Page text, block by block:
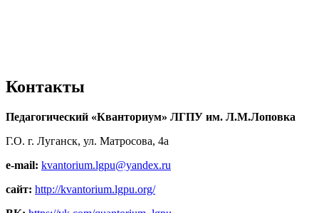
Контакты
Педагогический «Кванториум» ЛГПУ им. Л.М.Лоповка
Г.О. г. Луганск, ул. Матросова, 4а
e-mail: kvantorium.lgpu@yandex.ru
сайт: http://kvantorium.lgpu.org/